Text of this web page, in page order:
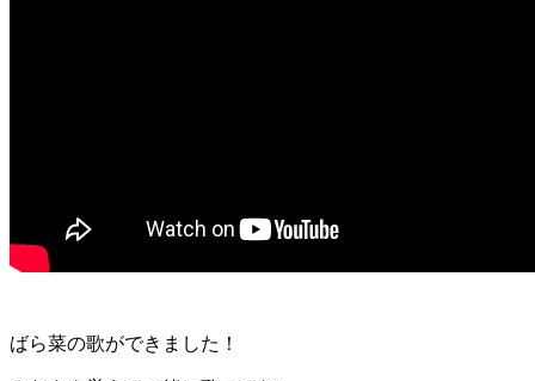
ばら菜の歌ができました！